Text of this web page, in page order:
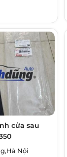
cửa sau
Nội